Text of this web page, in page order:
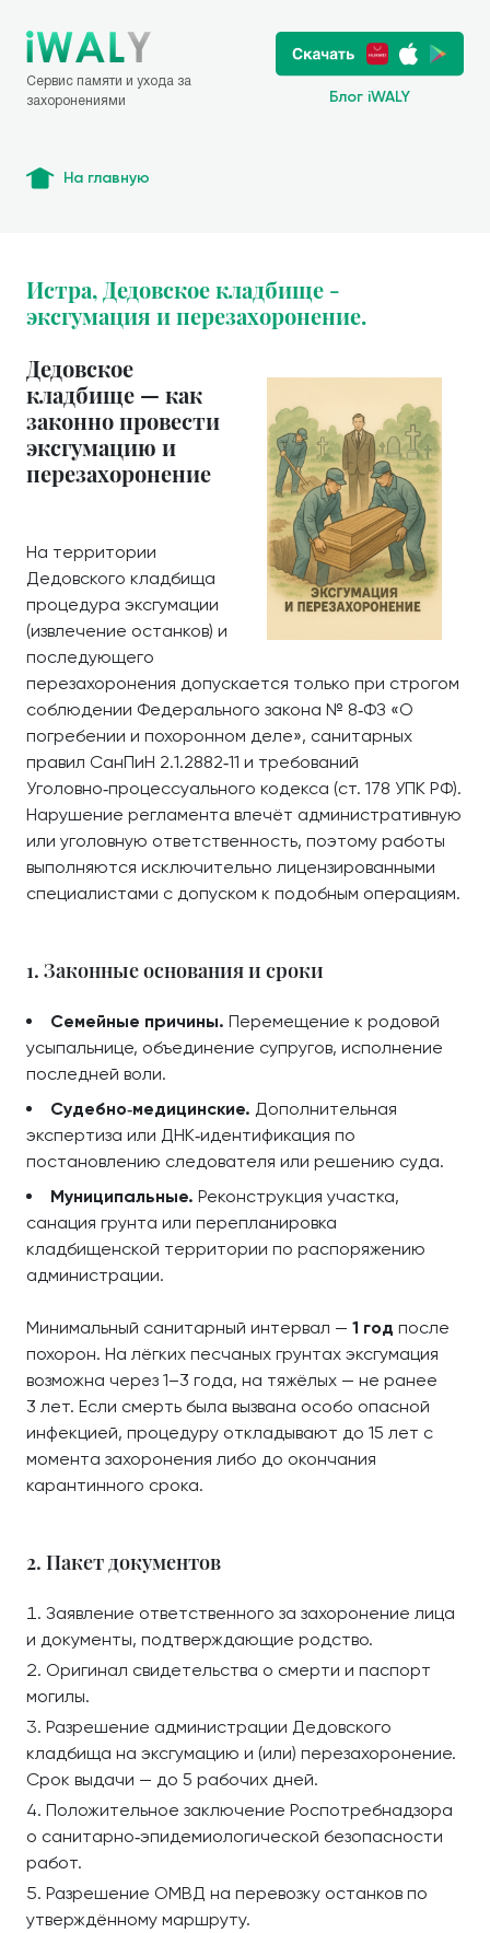
Сервис памяти и ухода за
захоронениями
Блог iWALY
На главную
Истра, Дедовское кладбище -
эксгумация и перезахоронение.
Дедовское
кладбище — как
законно провести
эксгумацию и
перезахоронение
На территории
Дедовского кладбища
процедура эксгумации
(извлечение останков) и
последующего
перезахоронения допускается только при строгом
соблюдении Федерального закона № 8‑ФЗ «О
погребении и похоронном деле», санитарных
правил СанПиН 2.1.2882‑11 и требований
Уголовно‑процессуального кодекса (ст. 178 УПК РФ).
Нарушение регламента влечёт административную
или уголовную ответственность, поэтому работы
выполняются исключительно лицензированными
специалистами с допуском к подобным операциям.
1. Законные основания и сроки
Семейные причины. Перемещение к родовой
усыпальнице, объединение супругов, исполнение
последней воли.
Судебно‑медицинские. Дополнительная
экспертиза или ДНК‑идентификация по
постановлению следователя или решению суда.
Муниципальные. Реконструкция участка,
санация грунта или перепланировка
кладбищенской территории по распоряжению
администрации.
Минимальный санитарный интервал — 1 год после
похорон. На лёгких песчаных грунтах эксгумация
возможна через 1–3 года, на тяжёлых — не ранее
3 лет. Если смерть была вызвана особо опасной
инфекцией, процедуру откладывают до 15 лет с
момента захоронения либо до окончания
карантинного срока.
2. Пакет документов
Заявление ответственного за захоронение лица
и документы, подтверждающие родство.
Оригинал свидетельства о смерти и паспорт
могилы.
Разрешение администрации Дедовского
кладбища на эксгумацию и (или) перезахоронение.
Срок выдачи — до 5 рабочих дней.
Положительное заключение Роспотребнадзора
о санитарно‑эпидемиологической безопасности
работ.
Разрешение ОМВД на перевозку останков по
утверждённому маршруту.